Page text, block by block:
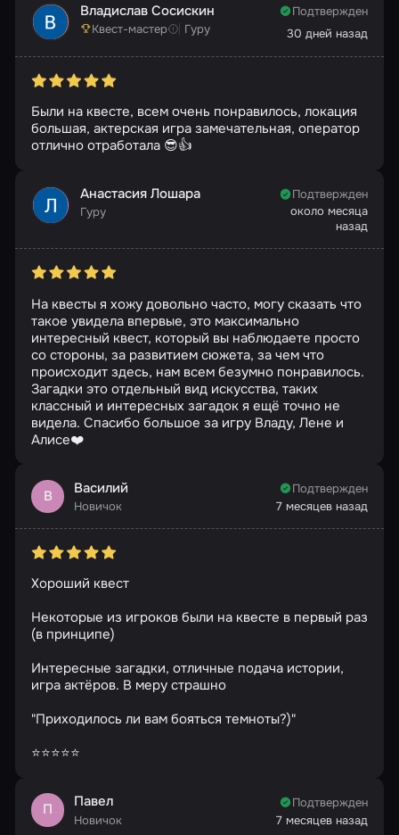
Владислав Сосискин
Квест-мастер Гуру
Подтвержден
30 дней назад
Были на квесте, всем очень понравилось, локация
большая, актерская игра замечательная, оператор
отлично отработала 😎👍
Анастасия Лошара
Гуру
Подтвержден
около месяца
назад
На квесты я хожу довольно часто, могу сказать что
такое увидела впервые, это максимально
интересный квест, который вы наблюдаете просто
со стороны, за развитием сюжета, за чем что
происходит здесь, нам всем безумно понравилось.
Загадки это отдельный вид искусства, таких
классный и интересных загадок я ещё точно не
видела. Спасибо большое за игру Владу, Лене и
Алисе❤️
В Василий
Новичок
Подтвержден
7 месяцев назад
Хороший квест
Некоторые из игроков были на квесте в первый раз
(в принципе)
Интересные загадки, отличные подача истории,
игра актёров. В меру страшно
"Приходилось ли вам бояться темноты?)"
⭐⭐⭐⭐⭐
П Павел
Новичок
Подтвержден
7 месяцев назад